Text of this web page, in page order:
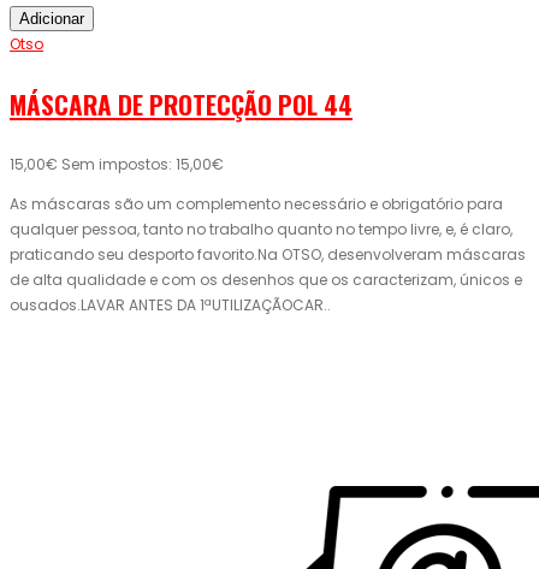
Adicionar
Otso
MÁSCARA DE PROTECÇÃO POL 44
15,00€ Sem impostos: 15,00€
As máscaras são um complemento necessário e obrigatório para
qualquer pessoa, tanto no trabalho quanto no tempo livre, e, é claro,
praticando seu desporto favorito.Na OTSO, desenvolveram máscaras
de alta qualidade e com os desenhos que os caracterizam, únicos e
ousados.LAVAR ANTES DA 1ªUTILIZAÇÃOCAR..